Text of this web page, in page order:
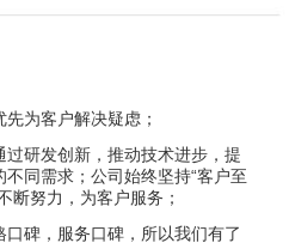
为客户解决疑虑；
过研发创新，推动技术进步，提
同需求；公司始终坚持“客户至
断努力，为客户服务；
碑，服务口碑，所以我们有了